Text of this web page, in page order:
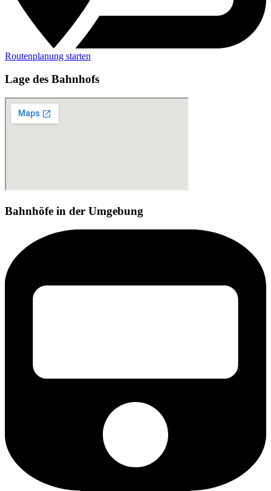
Routenplanung starten
Lage des Bahnhofs
Bahnhöfe in der Umgebung